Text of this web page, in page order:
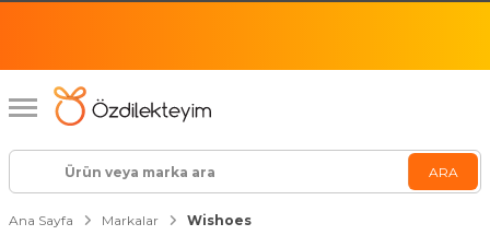
Ana Sayfa Markalar Wishoes